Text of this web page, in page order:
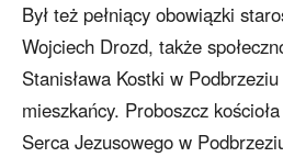
Był też pełniący obowiązki
Wojciech Drozd, także
Stanisława Kostki w
mieszkańcy. Proboszcz
Serca Jezusowego w